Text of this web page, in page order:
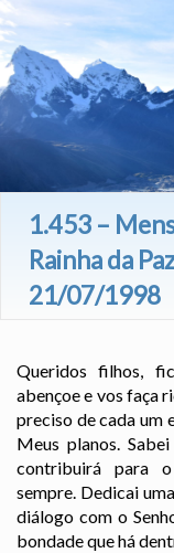
1.453 –
Rainha da
21/07/1998
Queridos filhos,
abençoe e vos faça
preciso de cada um
Meus planos.
contribuirá para
sempre. Dedicai
diálogo com o
bondade que há